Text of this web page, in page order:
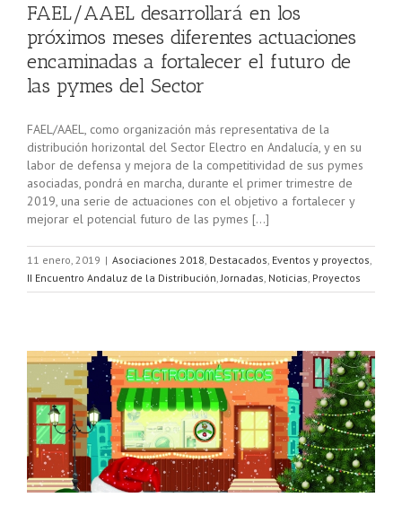
FAEL/AAEL desarrollará en los
próximos meses diferentes actuaciones
encaminadas a fortalecer el futuro de
las pymes del Sector
FAEL/AAEL, como organización más representativa de la
distribución horizontal del Sector Electro en Andalucía, y en su
labor de defensa y mejora de la competitividad de sus pymes
asociadas, pondrá en marcha, durante el primer trimestre de
2019, una serie de actuaciones con el objetivo a fortalecer y
mejorar el potencial futuro de las pymes […]
11 enero, 2019 | Asociaciones 2018, Destacados, Eventos y proyectos,
II Encuentro Andaluz de la Distribución,Jornadas, Noticias, Proyectos